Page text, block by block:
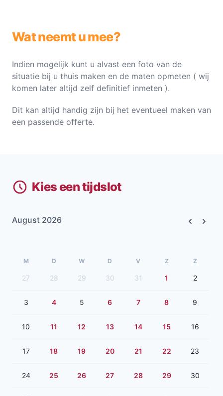
Wat neemt u mee?
Indien mogelijk kunt u alvast een foto van de
situatie bij u thuis maken en de maten opmeten ( wij
komen later altijd zelf definitief inmeten ).
Dit kan altijd handig zijn bij het eventueel maken van
een passende offerte.
Kies een tijdslot
August 2026
M D W D V Z Z
27 28 29 30 31 1 2
3 4 5 6 7 8 9
10 11 12 13 14 15 16
17 18 19 20 21 22 23
24 25 26 27 28 29 30